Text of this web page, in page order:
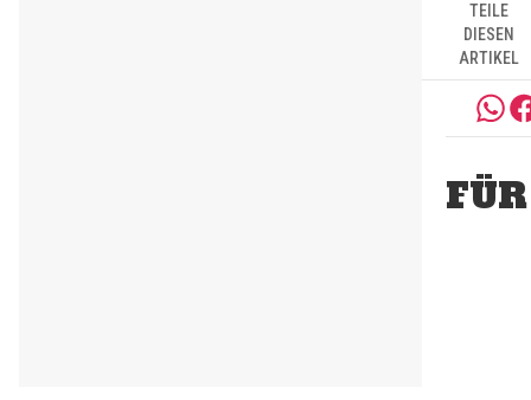
TEILE
DIESEN
ARTIKEL
FÜR